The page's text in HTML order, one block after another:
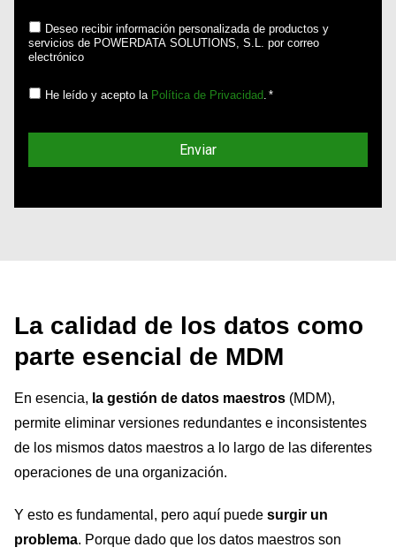
Deseo recibir información personalizada de productos y
servicios de POWERDATA SOLUTIONS, S.L. por correo
electrónico
He leído y acepto la Política de Privacidad *
La calidad de los datos como
parte esencial de MDM
En esencia, la gestión de datos maestros (MDM),
permite eliminar versiones redundantes e inconsistentes
de los mismos datos maestros a lo largo de las diferentes
operaciones de una organización.
Y esto es fundamental, pero aquí puede surgir un
problema. Porque dado que los datos maestros son